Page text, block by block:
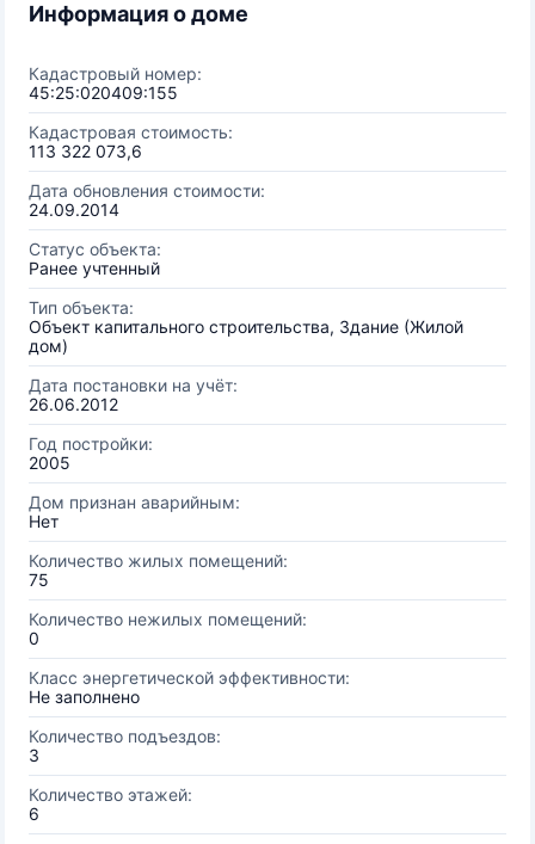
Информация о доме
Кадастровый номер:
45:25:020409:155
Кадастровая стоимость:
113 322 073,6
Дата обновления стоимости:
24.09.2014
Статус объекта:
Ранее учтенный
Тип объекта:
Объект капитального строительства, Здание (Жилой
дом)
Дата постановки на учёт:
26.06.2012
Год постройки:
2005
Дом признан аварийным:
Нет
Количество жилых помещений:
75
Количество нежилых помещений:
0
Класс энергетической эффективности:
Не заполнено
Количество подъездов:
3
Количество этажей:
6